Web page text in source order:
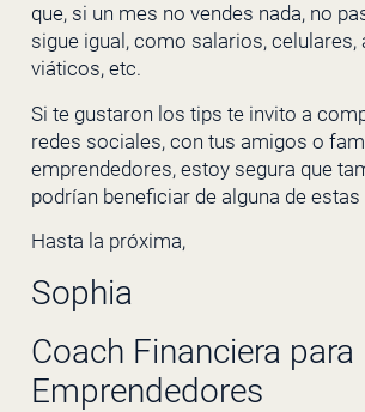
que, si un mes no vendes nada, no
sigue igual, como salarios, celulares,
viáticos, etc.
Si te gustaron los tips te invito a
redes sociales, con tus amigos o
emprendedores, estoy segura que
podrían beneficiar de alguna de estas
Hasta la próxima,
Sophia
Coach Financiera para
Emprendedores